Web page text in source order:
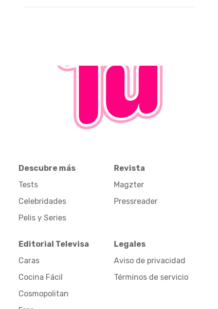
Descubre más
Tests
Celebridades
Pelis y Series
Revista
Magzter
Pressreader
Editorial Televisa
Caras
Cocina Fácil
Cosmopolitan
Legales
Aviso de privacidad
Términos de servicio